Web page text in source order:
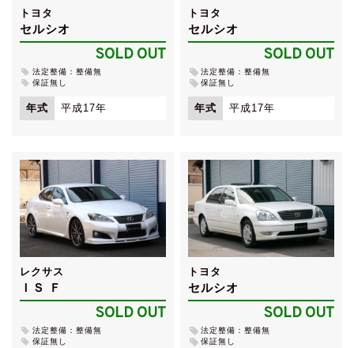
トヨタ
セルシオ
SOLD OUT
法定整備：整備無
保証無し
年式 平成17年
トヨタ
セルシオ
SOLD OUT
法定整備：整備無
保証無し
年式 平成17年
レクサス
ＩＳ Ｆ
SOLD OUT
法定整備：整備無
保証無し
トヨタ
セルシオ
SOLD OUT
法定整備：整備無
保証無し